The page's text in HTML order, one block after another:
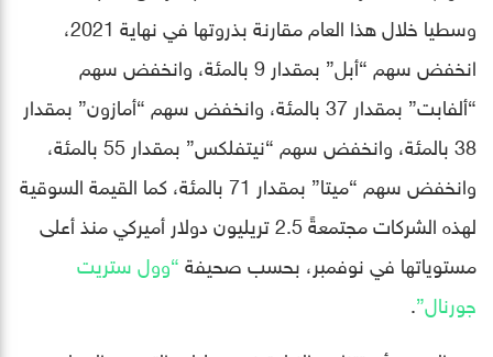
وسطيا خلال هذا العام مقارنة بذروتها في نهاية 2021،
انخفض سهم “أبل” بمقدار 9 بالمئة، وانخفض سهم
“ألفابت” بمقدار 37 بالمئة، وانخفض سهم “أمازون” بمقدار
38 بالمئة، وانخفض سهم “نيتفلكس” بمقدار 55 بالمئة،
وانخفض سهم “ميتا” بمقدار 71 بالمئة، كما القيمة السوقية
لهذه الشركات مجتمعةً 2.5 تريليون دولار أميركي منذ أعلى
مستوياتها في نوفمبر، بحسب صحيفة“وول ستريت
جورنال”.